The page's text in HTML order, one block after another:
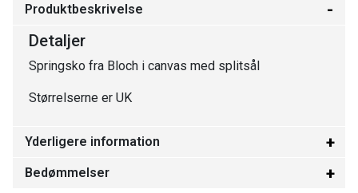
Produktbeskrivelse
Detaljer
Springsko fra Bloch i canvas med splitsål
Størrelserne er UK
Yderligere information
Bedømmelser